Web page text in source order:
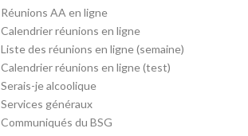
Réunions AA en ligne
Calendrier réunions en ligne
Liste des réunions en ligne (semaine)
Calendrier réunions en ligne (test)
Serais-je alcoolique
Services généraux
Communiqués du BSG